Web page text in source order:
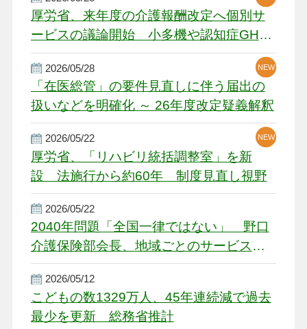
厚労省、来年度の介護報酬改定へ個別サ
ービスの議論開始 小多機や認知症GH、
厳しい経営環境に危機感
2026/05/28
「在医総管」の要件見直しに伴う届出の
扱いなどを明確化 ～ 26年度改定疑義解釈
NEW
NEW
2026/05/22
厚労省、「リハビリ統括調整室」を新
設 法施行から約60年 制度見直し視野
NEW
2026/05/22
2040年問題「全国一律ではない」 野口
介護保険部会長、地域ごとのサービス基
盤整備を促す
2026/05/12
こどもの数1329万人、45年連続減で過去
最少を更新 総務省推計